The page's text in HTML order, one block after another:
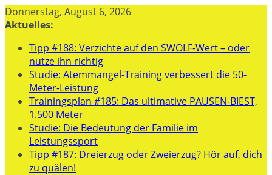
Zum
Inhalt
Donnerstag, August 6, 2026
Aktuelles:
Tipp #188: Verzichte auf den SWOLF-Wert – oder
nutze ihn richtig
Studie: Atemmangel-Training verbessert die 50-
Meter-Leistung
Trainingsplan #185: Das ultimative PAUSEN-BIEST,
1.500 Meter
Studie: Die Bedeutung der Familie im
Leistungssport
Tipp #187: Dreierzug oder Zweierzug? Hör auf, dich
zu quälen!